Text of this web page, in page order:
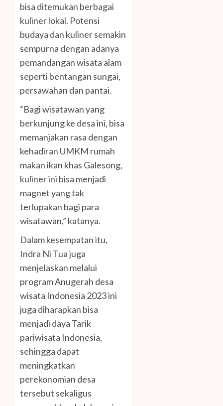
bisa ditemukan berbagai
kuliner lokal. Potensi
budaya dan kuliner semakin
sempurna dengan adanya
pemandangan wisata alam
seperti bentangan sungai,
persawahan dan pantai.
“Bagi wisatawan yang
berkunjung ke desa ini, bisa
memanjakan rasa dengan
kehadiran UMKM rumah
makan ikan khas Galesong,
kuliner ini bisa menjadi
magnet yang tak
terlupakan bagi para
wisatawan,” katanya.
Dalam kesempatan itu,
Indra Ni Tua juga
menjelaskan melalui
program Anugerah desa
wisata Indonesia 2023 ini
juga diharapkan bisa
menjadi daya Tarik
pariwisata Indonesia,
sehingga dapat
meningkatkan
perekonomian desa
tersebut sekaligus